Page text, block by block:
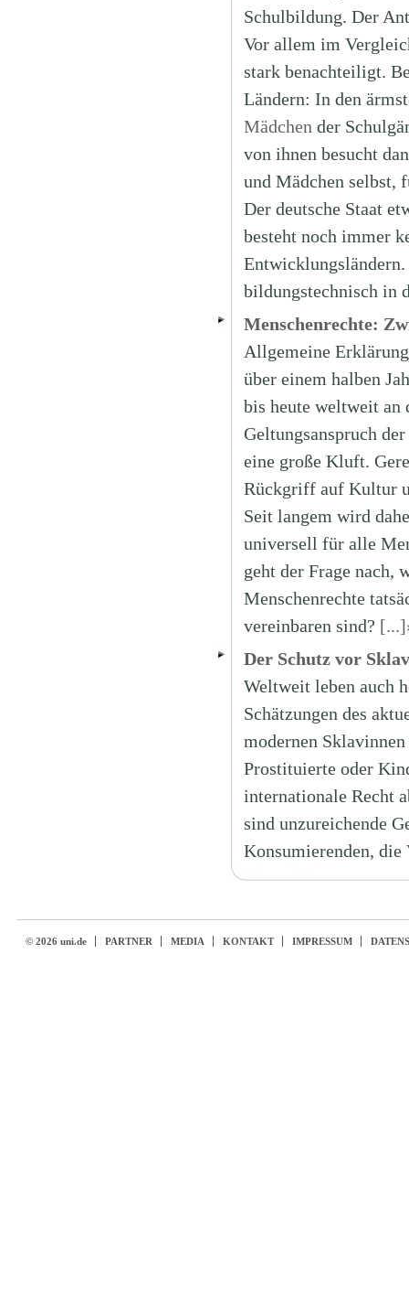
Schulbildung. Der
Vor allem im
stark benachteiligt.
Ländern: In den
Mädchen der
von ihnen besucht
und Mädchen
Der deutsche Staat
besteht noch immer
Entwicklungsländern.
bildungstechnisch in
Menschenrechte:
Allgemeine
über einem halben
bis heute weltweit an
Geltungsanspruch
eine große Kluft.
Rückgriff auf Kultur
Seit langem wird
universell für alle
geht der Frage nach,
Menschenrechte
vereinbaren sind?
Der Schutz vor
Weltweit leben auch
Schätzungen des
modernen
Prostituierte oder
internationale Recht
sind unzureichende
Konsumierenden,
© 2026 uni.de PARTNER MEDIA KONTAKT IMPRESSUM